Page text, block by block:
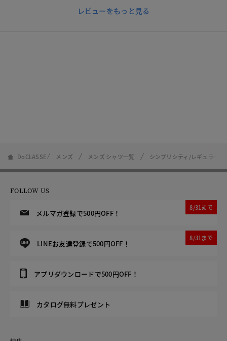
レビューをもっと見る
DoCLASSE メンズ メンズ シャツ一覧 シンプリシティ/レギュラー襟
FOLLOW US
メルマガ登録で500円OFF！
8/31まで
LINEお友達登録で500円OFF！
8/31まで
アプリダウンロードで500円OFF！
カタログ無料プレゼント